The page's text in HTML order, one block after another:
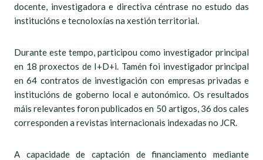
docente, investigadora e directiva céntrase no estudo das
institucións e tecnoloxías na xestión territorial.
Durante este tempo, participou como investigador principal
en 18 proxectos de I+D+i. Tamén foi investigador principal
en 64 contratos de investigación con empresas privadas e
institucións de goberno local e autonómico. Os resultados
máis relevantes foron publicados en 50 artigos, 36 dos cales
corresponden a revistas internacionais indexadas no JCR.
A capacidade de captación de financiamento mediante